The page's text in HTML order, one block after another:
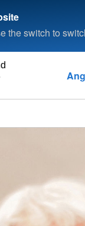
the switch to